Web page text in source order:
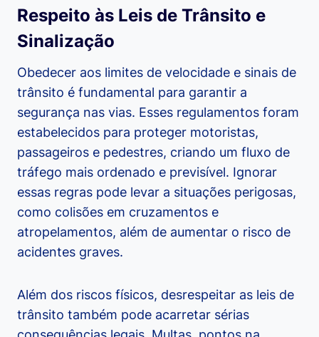
Respeito às Leis de Trânsito e
Sinalização
Obedecer aos limites de velocidade e sinais de
trânsito é fundamental para garantir a
segurança nas vias. Esses regulamentos foram
estabelecidos para proteger motoristas,
passageiros e pedestres, criando um fluxo de
tráfego mais ordenado e previsível. Ignorar
essas regras pode levar a situações perigosas,
como colisões em cruzamentos e
atropelamentos, além de aumentar o risco de
acidentes graves.
Além dos riscos físicos, desrespeitar as leis de
trânsito também pode acarretar sérias